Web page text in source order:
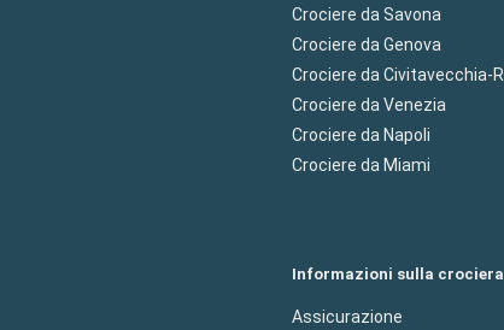
Crociere da Savona
Crociere da Genova
Crociere da Civitavecchia-
Crociere da Venezia
Crociere da Napoli
Crociere da Miami
Informazioni sulla crociera
Assicurazione